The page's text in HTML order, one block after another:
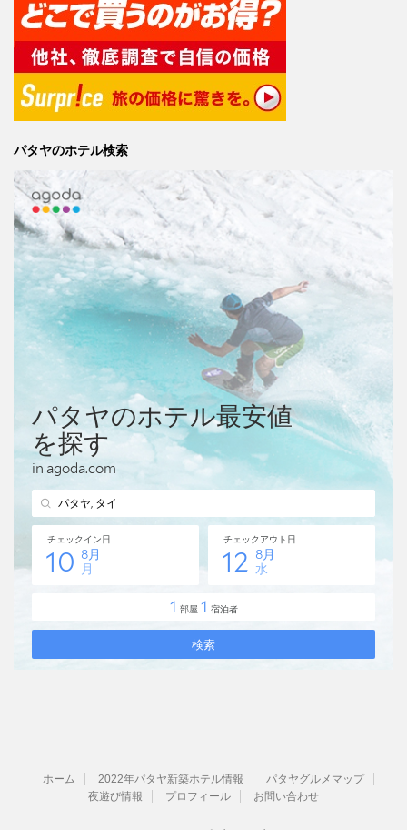
パタヤのホテル検索
ホーム 2022年パタヤ新築ホテル情報
パタヤグルメマップ
夜遊び情報
プロフィール お問い合わせ